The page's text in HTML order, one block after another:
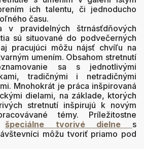
ich talentu, či jednoducho
času.
v pravidelných štrnásťdňových
sú situované do podvečerných
pracujúci môžu nájsť chvíľu na
umením. Obsahom stretnutí
sa s jednotlivými
tradičnými i netradičnými
Mnohokrát je práca inšpirovaná
dielami, na základe, ktorých
stretnutí inšpirujú k novým
témy. Príležitostne
špeciálne tvorivé dielne s
môžu tvoriť priamo pod